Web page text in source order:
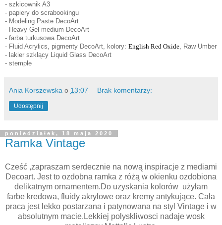
- szkicownik A3
- papiery do scrabookingu
- Modeling Paste DecoArt
- Heavy Gel medium DecoArt
- farba turkusowa DecoArt
- Fluid Acrylics, pigmenty DecoArt, kolory: English Red Oxide, Raw Umber
- lakier szklący Liquid Glass DecoArt
- stemple
Ania Korszewska o 13:07 Brak komentarzy:
Udostępnij
poniedziałek, 18 maja 2020
Ramka Vintage
Cześć ,zapraszam serdecznie na nową inspiracje z mediami
Decoart. Jest to ozdobna ramka z różą w okienku ozdobiona
delikatnym ornamentem.Do uzyskania kolorów użyłam
farbe kredowa, fluidy akrylowe oraz kremy antykujące. Cała
praca jest lekko postarzana i patynowana na styl Vintage i w
absolutnym macie.Lekkiej polyskliwosci nadaje wosk